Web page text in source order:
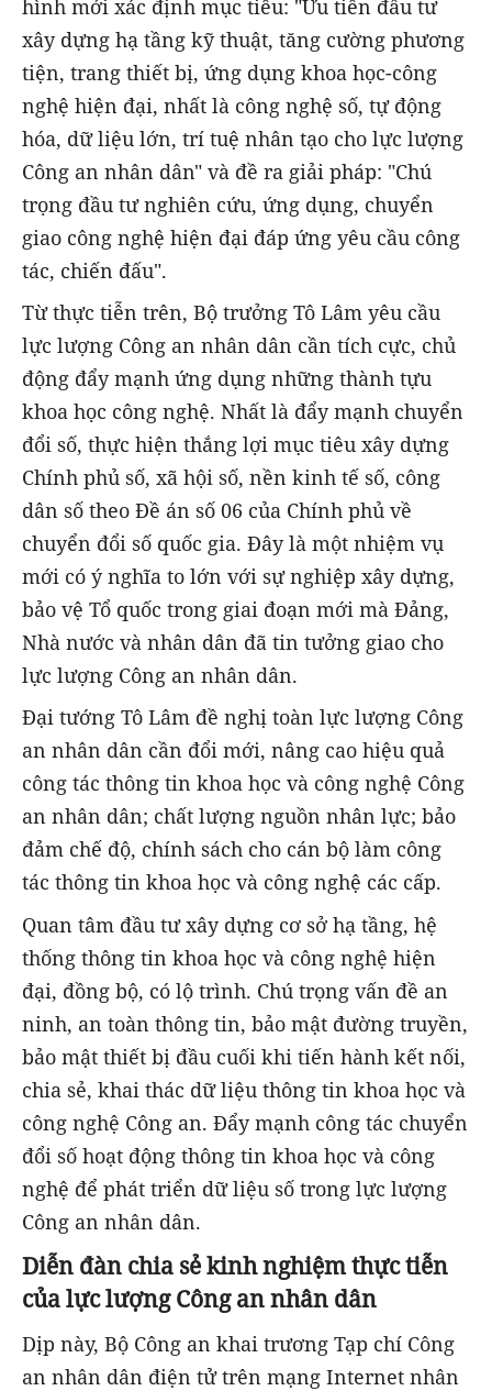
hình mới xác định mục tiêu: "Ưu tiên đầu tư
xây dựng hạ tầng kỹ thuật, tăng cường phương
tiện, trang thiết bị, ứng dụng khoa học-công
nghệ hiện đại, nhất là công nghệ số, tự động
hóa, dữ liệu lớn, trí tuệ nhân tạo cho lực lượng
Công an nhân dân" và đề ra giải pháp: "Chú
trọng đầu tư nghiên cứu, ứng dụng, chuyển
giao công nghệ hiện đại đáp ứng yêu cầu công
tác, chiến đấu".
Từ thực tiễn trên, Bộ trưởng Tô Lâm yêu cầu
lực lượng Công an nhân dân cần tích cực, chủ
động đẩy mạnh ứng dụng những thành tựu
khoa học công nghệ. Nhất là đẩy mạnh chuyển
đổi số, thực hiện thắng lợi mục tiêu xây dựng
Chính phủ số, xã hội số, nền kinh tế số, công
dân số theo Đề án số 06 của Chính phủ về
chuyển đổi số quốc gia. Đây là một nhiệm vụ
mới có ý nghĩa to lớn với sự nghiệp xây dựng,
bảo vệ Tổ quốc trong giai đoạn mới mà Đảng,
Nhà nước và nhân dân đã tin tưởng giao cho
lực lượng Công an nhân dân.
Đại tướng Tô Lâm đề nghị toàn lực lượng Công
an nhân dân cần đổi mới, nâng cao hiệu quả
công tác thông tin khoa học và công nghệ Công
an nhân dân; chất lượng nguồn nhân lực; bảo
đảm chế độ, chính sách cho cán bộ làm công
tác thông tin khoa học và công nghệ các cấp.
Quan tâm đầu tư xây dựng cơ sở hạ tầng, hệ
thống thông tin khoa học và công nghệ hiện
đại, đồng bộ, có lộ trình. Chú trọng vấn đề an
ninh, an toàn thông tin, bảo mật đường truyền,
bảo mật thiết bị đầu cuối khi tiến hành kết nối,
chia sẻ, khai thác dữ liệu thông tin khoa học và
công nghệ Công an. Đẩy mạnh công tác chuyển
đổi số hoạt động thông tin khoa học và công
nghệ để phát triển dữ liệu số trong lực lượng
Công an nhân dân.
Diễn đàn chia sẻ kinh nghiệm thực tiễn
của lực lượng Công an nhân dân
Dịp này, Bộ Công an khai trương Tạp chí Công
an nhân dân điện tử trên mạng Internet nhân